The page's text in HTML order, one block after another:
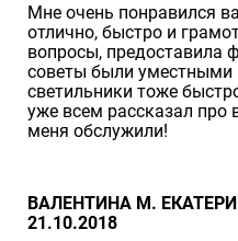
Мне очень понравился
отлично, быстро и
вопросы, предоставила
советы были уместными
светильники тоже
уже всем рассказал про
меня обслужили!
ВАЛЕНТИНА М.
21.10.2018